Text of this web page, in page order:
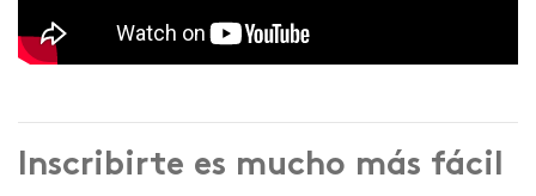
Inscribirte es mucho más fácil